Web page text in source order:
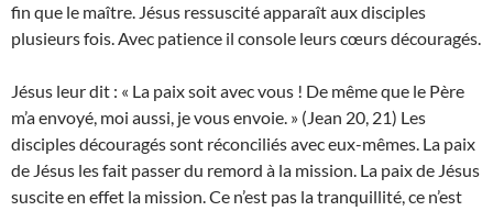
fin que le maître. Jésus ressuscité apparaît aux disciples
plusieurs fois. Avec patience il console leurs cœurs découragés.
Jésus leur dit : « La paix soit avec vous ! De même que le Père
m’a envoyé, moi aussi, je vous envoie. » (Jean 20, 21) Les
disciples découragés sont réconciliés avec eux-mêmes. La paix
de Jésus les fait passer du remord à la mission. La paix de Jésus
suscite en effet la mission. Ce n’est pas la tranquillité, ce n’est